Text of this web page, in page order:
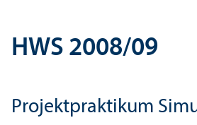
HWS 2008/09
Projektpraktikum